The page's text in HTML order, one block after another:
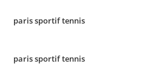
paris sportif tennis
paris sportif tennis